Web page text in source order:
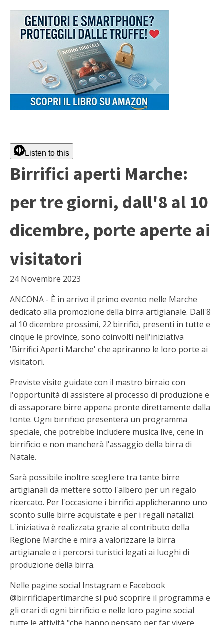
Listen to this
Birrifici aperti Marche:
per tre giorni, dall'8 al 10
dicembre, porte aperte ai
visitatori
24 Novembre 2023
ANCONA - È in arrivo il primo evento nelle Marche
dedicato alla promozione della birra artigianale. Dall'8
al 10 dicembre prossimi, 22 birrifici, presenti in tutte e
cinque le province, sono coinvolti nell'iniziativa
'Birrifici Aperti Marche' che apriranno le loro porte ai
visitatori.
Previste visite guidate con il mastro birraio con
l'opportunità di assistere al processo di produzione e
di assaporare birre appena pronte direttamente dalla
fonte. Ogni birrificio presenterà un programma
speciale, che potrebbe includere musica live, cene in
birrificio e non mancherà l'assaggio della birra di
Natale.
Sarà possibile inoltre scegliere tra tante birre
artigianali da mettere sotto l'albero per un regalo
ricercato. Per l'occasione i birrifici applicheranno uno
sconto sulle birre acquistate e per i regali natalizi.
L'iniziativa è realizzata grazie al contributo della
Regione Marche e mira a valorizzare la birra
artigianale e i percorsi turistici legati ai luoghi di
produzione della birra.
Nelle pagine social Instagram e Facebook
@birrificiapertimarche si può scoprire il programma e
gli orari di ogni birrificio e nelle loro pagine social
tutte le attività "che hanno pensato per far vivere